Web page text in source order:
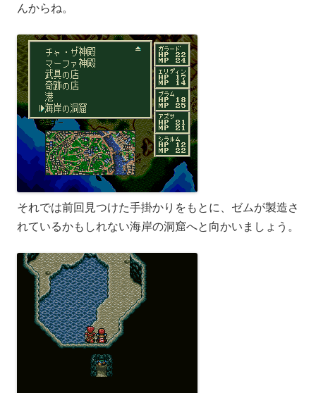
んからね。
それでは前回見つけた手掛かりをもとに、ゼムが製造さ
れているかもしれない海岸の洞窟へと向かいましょう。